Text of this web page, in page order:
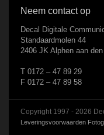
Neem contact op
Decal Digitale
Standaardmolen 44
2406 JK Alphen aan
T 0172 – 47 89 29
F 0172 – 47 89 58
Copyright 1997 - 2026
Leveringsvoorwaarden